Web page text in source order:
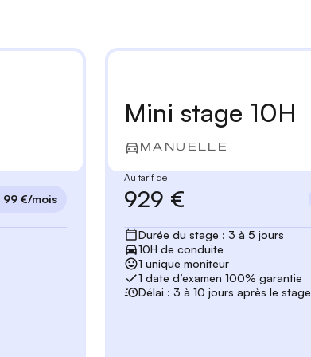
99 €/mois
Mini stage 10H
MANUELLE
Au tarif de
929 €
Durée du stage : 3 à 5 jours
10H de conduite
1 unique moniteur
1 date d’examen 100% garantie
Délai : 3 à 10 jours après le stage